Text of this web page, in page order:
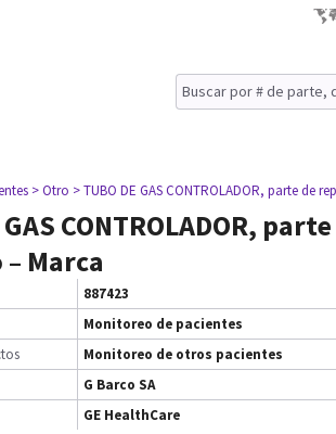
> Otro > TUBO DE GAS CONTROLADOR, parte de
CONTROLADOR,
Marca
887423
Monitoreo de pacientes
Monitoreo de otros pacientes
G Barco SA
GE HealthCare